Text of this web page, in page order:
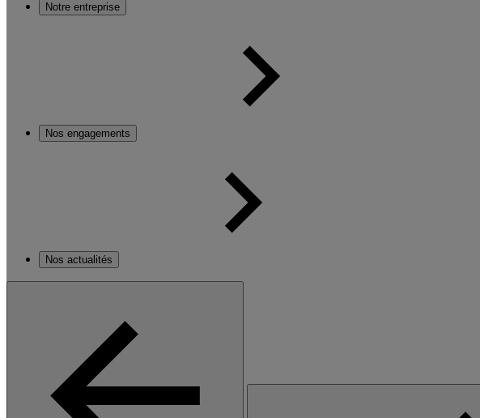
Notre entreprise
Nos engagements
Nos actualités